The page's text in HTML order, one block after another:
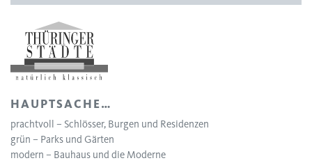
HAUPTSACHE…
prachtvoll – Schlösser, Burgen und Residenzen
grün – Parks und Gärten
modern – Bauhaus und die Moderne